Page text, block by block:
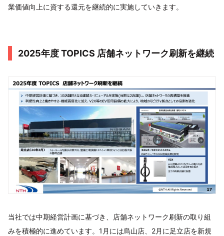
業価値向上に資する還元を継続的に実施していきます。
2025年度 TOPICS 店舗ネットワーク刷新を継続
当社では中期経営計画に基づき、店舗ネットワーク刷新の取り組
みを積極的に進めています。1月には烏山店、2月に足立店を新規